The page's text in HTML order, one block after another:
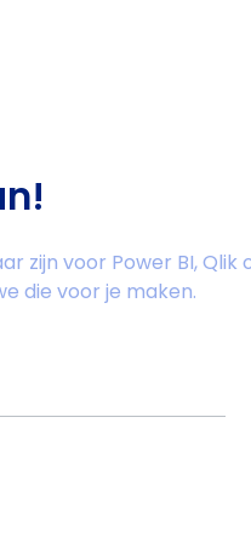
zijn voor Power BI, Qlik
die voor je maken.